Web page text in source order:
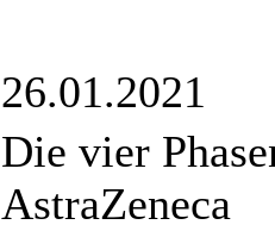
26.01.2021
Die vier
AstraZeneca